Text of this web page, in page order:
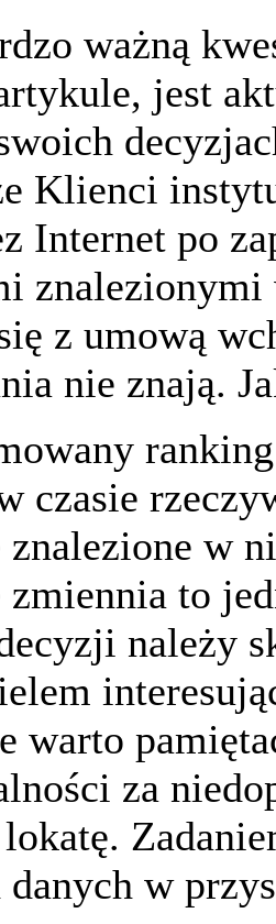
ważną
jest
Klienci
Internet po
znalezionymi
z umową
nie znają.
czasie
znalezione w
to
należy
warto
za
danych w